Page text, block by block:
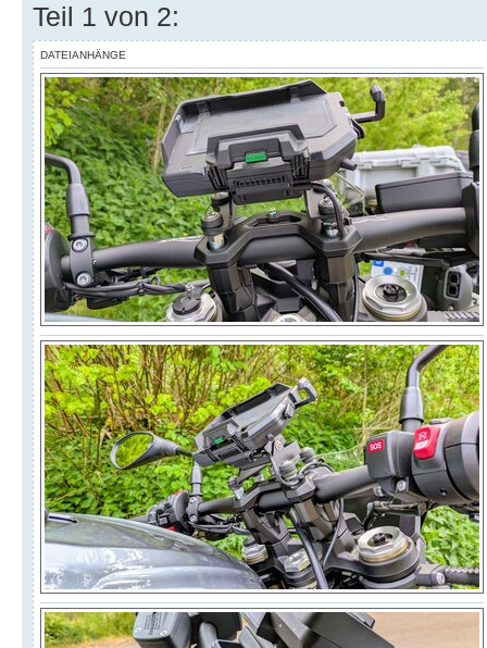
Teil 1 von 2:
DATEIANHÄNGE